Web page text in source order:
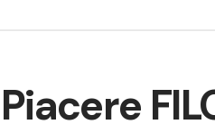
Piacere